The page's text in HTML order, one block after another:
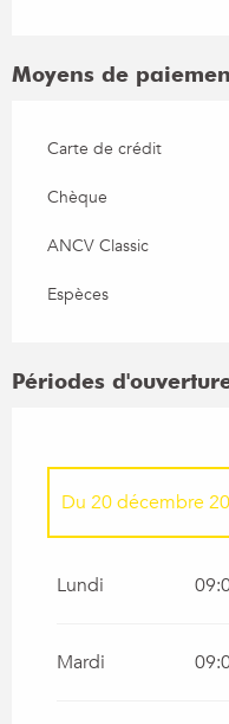
Moyens de
Carte de crédit
Chèque
ANCV Classic
Espèces
Périodes
1 janvier 2026
Du 20 décembre
Lundi
Mardi